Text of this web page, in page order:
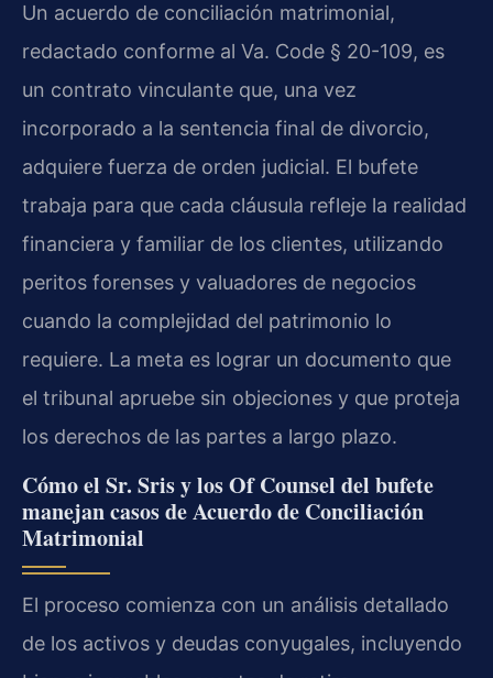
Un acuerdo de conciliación matrimonial,
redactado conforme al Va. Code § 20-109, es
un contrato vinculante que, una vez
incorporado a la sentencia final de divorcio,
adquiere fuerza de orden judicial. El bufete
trabaja para que cada cláusula refleje la realidad
financiera y familiar de los clientes, utilizando
peritos forenses y valuadores de negocios
cuando la complejidad del patrimonio lo
requiere. La meta es lograr un documento que
el tribunal apruebe sin objeciones y que proteja
los derechos de las partes a largo plazo.
Cómo el Sr. Sris y los Of Counsel del bufete
manejan casos de Acuerdo de Conciliación
Matrimonial
El proceso comienza con un análisis detallado
de los activos y deudas conyugales, incluyendo